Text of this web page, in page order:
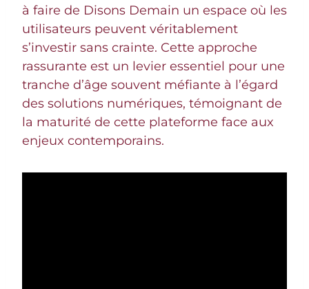
à faire de Disons Demain un espace où les
utilisateurs peuvent véritablement
s’investir sans crainte. Cette approche
rassurante est un levier essentiel pour une
tranche d’âge souvent méfiante à l’égard
des solutions numériques, témoignant de
la maturité de cette plateforme face aux
enjeux contemporains.